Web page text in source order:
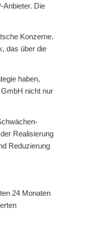
Anbieter. Die
Konzerne.
das über die
haben,
nicht nur
Realisierung
Reduzierung
24 Monaten